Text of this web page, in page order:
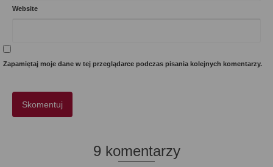
Website
Zapamiętaj moje dane w tej przeglądarce podczas pisania kolejnych komentarzy.
9 komentarzy